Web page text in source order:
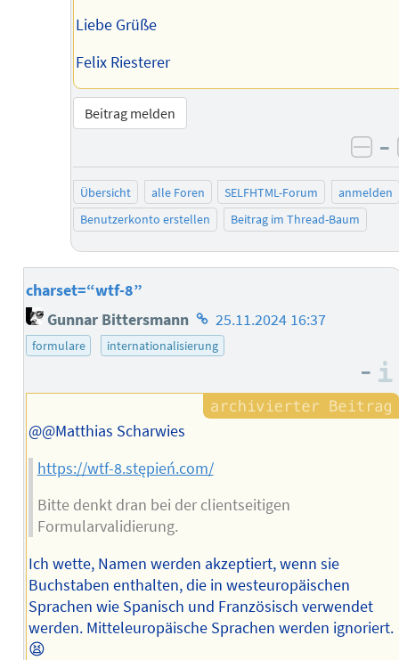
Liebe Grüße
Felix Riesterer
Beitrag melden
–
Übersicht alle Foren SELFHTML-Forum
anmelden
Benutzerkonto erstellen
Beitrag im Thread-Baum
charset=“wtf-8”
Gunnar Bittersmann Homepage
des
25.11.2024 16:37
formulare internationalisierung
–
@@Matthias Scharwies
https://wtf-8.stępień.com/
Bitte denkt dran bei der clientseitigen
Formularvalidierung.
Ich wette, Namen werden akzeptiert, wenn sie
Buchstaben enthalten, die in westeuropäischen
Sprachen wie Spanisch und Französisch verwendet
werden. Mitteleuropäische Sprachen werden ignoriert.
😫